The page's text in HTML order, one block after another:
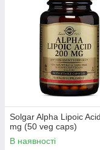
Solgar Alpha Lipoic
mg (50 veg caps)
В наявності